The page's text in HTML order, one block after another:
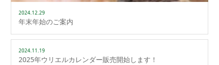
2024.12.29
年末年始のご案内
2024.11.19
2025年ウリエルカレンダー販売開始します！